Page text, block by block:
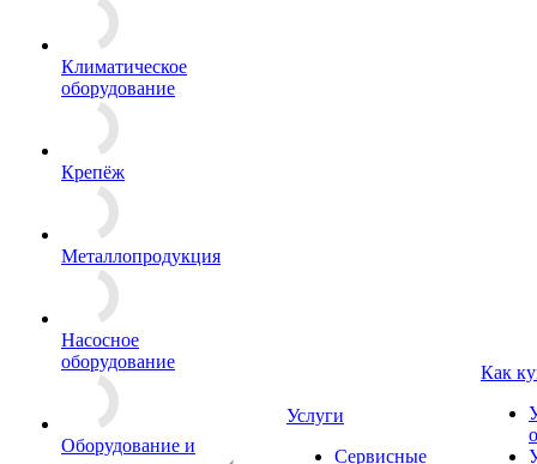
Климатическое
оборудование
Крепёж
Металлопродукция
Насосное
оборудование
Оборудование и
Услуги
Сервисные
Как